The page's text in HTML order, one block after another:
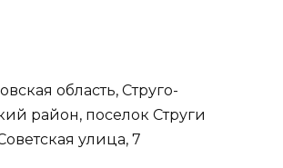
область, Струго-
район, поселок Струги
улица, 7